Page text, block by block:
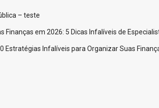
– teste
Finanças em 2026: 5 Dicas Infalíveis de
Estratégias Infalíveis para Organizar Suas